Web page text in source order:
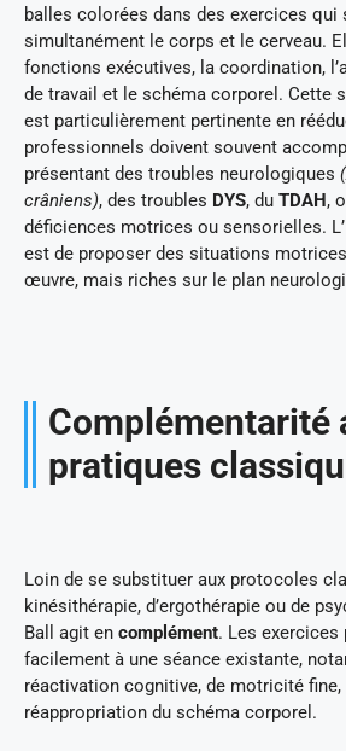
balles colorées dans des exercices
simultanément le corps et le cerveau.
fonctions exécutives, la coordination,
de travail et le schéma corporel. Cette
est particulièrement pertinente en
professionnels doivent souvent
présentant des troubles neurologiques
crâniens), des troubles DYS, du TDAH,
déficiences motrices ou sensorielles.
est de proposer des situations
œuvre, mais riches sur le plan
Complémentarité
pratiques
Loin de se substituer aux protocoles
kinésithérapie, d’ergothérapie ou de
Ball agit en complément. Les exercices
facilement à une séance existante,
réactivation cognitive, de motricité fine,
réappropriation du schéma corporel.